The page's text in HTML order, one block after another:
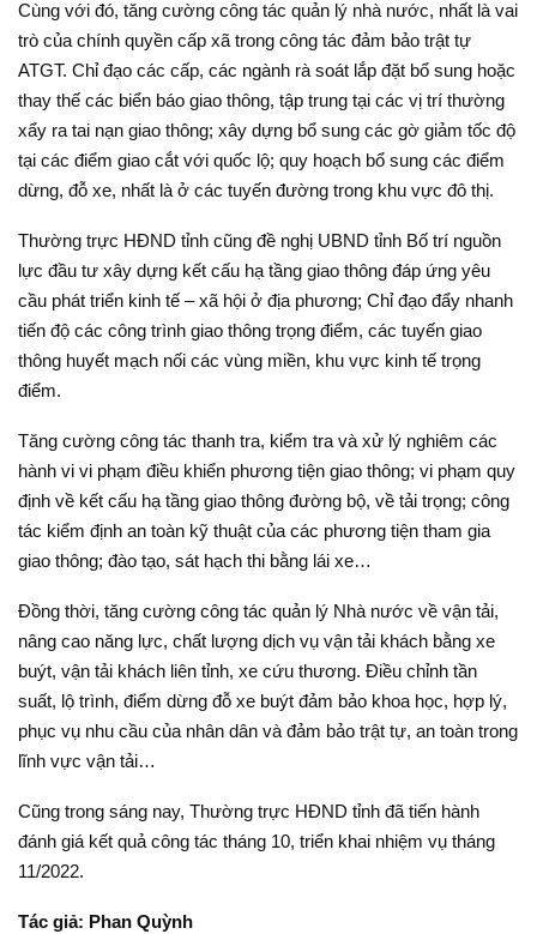
Cùng với đó, tăng cường công tác quản lý nhà nước, nhất là vai
trò của chính quyền cấp xã trong công tác đảm bảo trật tự
ATGT. Chỉ đạo các cấp, các ngành rà soát lắp đặt bổ sung hoặc
thay thế các biển báo giao thông, tập trung tại các vị trí thường
xẩy ra tai nạn giao thông; xây dựng bổ sung các gờ giảm tốc độ
tại các điểm giao cắt với quốc lộ; quy hoạch bổ sung các điểm
dừng, đỗ xe, nhất là ở các tuyến đường trong khu vực đô thị.
Thường trực HĐND tỉnh cũng đề nghị UBND tỉnh Bố trí nguồn
lực đầu tư xây dựng kết cấu hạ tầng giao thông đáp ứng yêu
cầu phát triển kinh tế – xã hội ở địa phương; Chỉ đạo đẩy nhanh
tiến độ các công trình giao thông trọng điểm, các tuyến giao
thông huyết mạch nối các vùng miền, khu vực kinh tế trọng
điểm.
Tăng cường công tác thanh tra, kiểm tra và xử lý nghiêm các
hành vi vi phạm điều khiển phương tiện giao thông; vi phạm quy
định về kết cấu hạ tầng giao thông đường bộ, về tải trọng; công
tác kiểm định an toàn kỹ thuật của các phương tiện tham gia
giao thông; đào tạo, sát hạch thi bằng lái xe…
Đồng thời, tăng cường công tác quản lý Nhà nước về vận tải,
nâng cao năng lực, chất lượng dịch vụ vận tải khách bằng xe
buýt, vận tải khách liên tỉnh, xe cứu thương. Điều chỉnh tần
suất, lộ trình, điểm dừng đỗ xe buýt đảm bảo khoa học, hợp lý,
phục vụ nhu cầu của nhân dân và đảm bảo trật tự, an toàn trong
lĩnh vực vận tải…
Cũng trong sáng nay, Thường trực HĐND tỉnh đã tiến hành
đánh giá kết quả công tác tháng 10, triển khai nhiệm vụ tháng
11/2022.
Tác giả: Phan Quỳnh